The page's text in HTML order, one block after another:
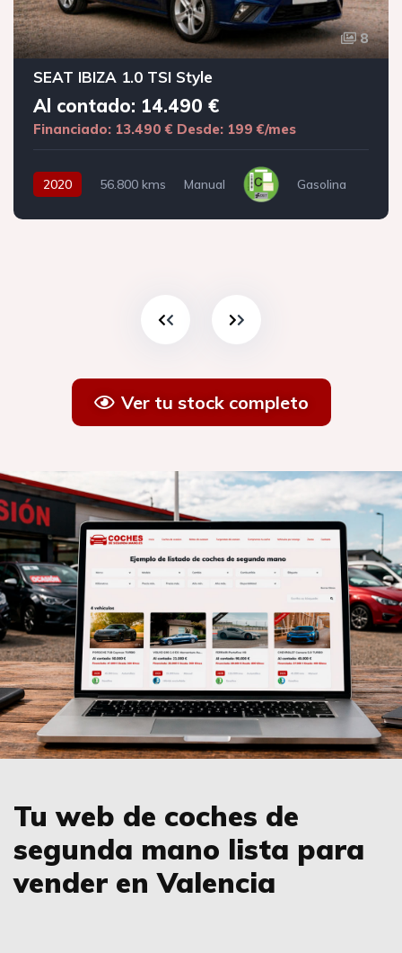
8
SEAT IBIZA 1.0 TSI Style
Al contado: 14.490 €
Financiado: 13.490 € Desde: 199 €/mes
2020 56.800 kms Manual Gasolina
Ver tu stock completo
Tu web de coches de
segunda mano lista para
vender en Valencia